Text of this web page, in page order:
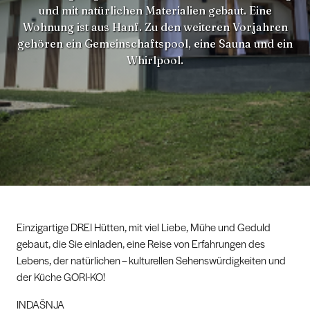
und mit natürlichen Materialien gebaut. Eine
Wohnung ist aus Hanf. Zu den weiteren Vorjahren
gehören ein Gemeinschaftspool, eine Sauna und ein
Whirlpool.
Einzigartige DREI Hütten, mit viel Liebe, Mühe und Geduld
gebaut, die Sie einladen, eine Reise von Erfahrungen des
Lebens, der natürlichen – kulturellen Sehenswürdigkeiten und
der Küche GORI-KO!
INDAŠNJA